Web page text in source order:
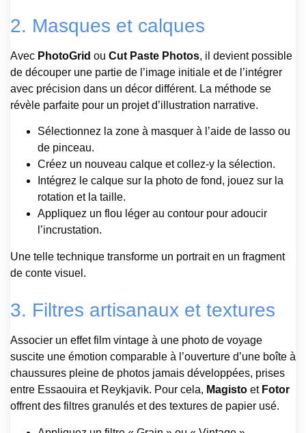
2. Masques et calques
Avec PhotoGrid ou Cut Paste Photos, il devient possible
de découper une partie de l’image initiale et de l’intégrer
avec précision dans un décor différent. La méthode se
révèle parfaite pour un projet d’illustration narrative.
Sélectionnez la zone à masquer à l’aide de lasso ou
de pinceau.
Créez un nouveau calque et collez-y la sélection.
Intégrez le calque sur la photo de fond, jouez sur la
rotation et la taille.
Appliquez un flou léger au contour pour adoucir
l’incrustation.
Une telle technique transforme un portrait en un fragment
de conte visuel.
3. Filtres artisanaux et textures
Associer un effet film vintage à une photo de voyage
suscite une émotion comparable à l’ouverture d’une boîte à
chaussures pleine de photos jamais développées, prises
entre Essaouira et Reykjavik. Pour cela, Magisto et Fotor
offrent des filtres granulés et des textures de papier usé.